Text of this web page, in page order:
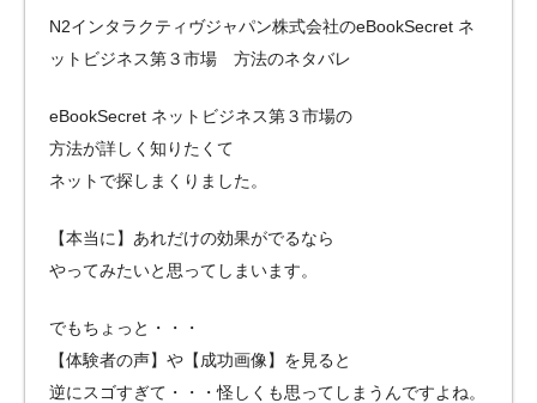
N2インタラクティヴジャパン株式会社のeBookSecret ネ
ットビジネス第３市場 方法のネタバレ
eBookSecret ネットビジネス第３市場の
方法が詳しく知りたくて
ネットで探しまくりました。
【本当に】あれだけの効果がでるなら
やってみたいと思ってしまいます。
でもちょっと・・・
【体験者の声】や【成功画像】を見ると
逆にスゴすぎて・・・怪しくも思ってしまうんですよね。